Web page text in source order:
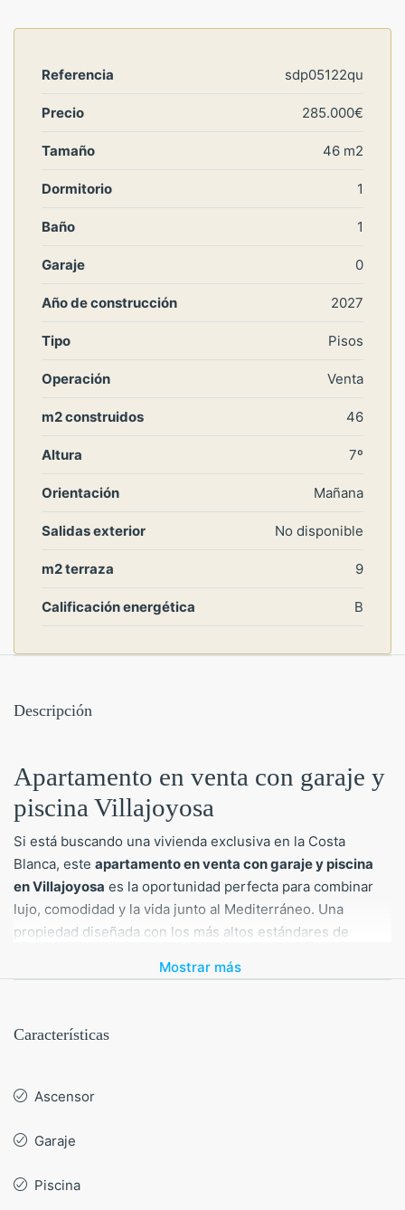
Referencia sdp05122qu
Precio 285.000€
Tamaño 46 m2
Dormitorio 1
Baño 1
Garaje 0
Año de construcción 2027
Tipo Pisos
Operación Venta
m2 construidos 46
Altura 7º
Orientación Mañana
Salidas exterior No disponible
m2 terraza 9
Calificación energética B
Descripción
Apartamento en venta con garaje y
piscina Villajoyosa
Si está buscando una vivienda exclusiva en la Costa
Blanca, este apartamento en venta con garaje y piscina
en Villajoyosa es la oportunidad perfecta para combinar
lujo, comodidad y la vida junto al Mediterráneo. Una
propiedad diseñada con los más altos estándares de
vistas espectaculares y todas las prestaciones necesarias
Comprar un apartamento en Villajoyosa
y comunicaciones
solo significa disfrutar de la playa a un paso de casa, sino
esenciales
Mostrar más
Características
Ascensor
Garaje
Piscina